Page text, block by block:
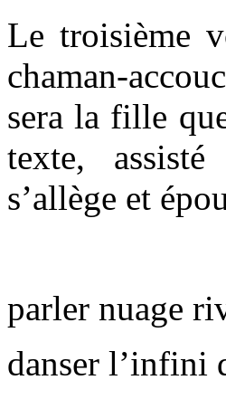
Le troisième
chaman-
sera la fille
texte,
s’allège et
parler nuage
danser l’infini